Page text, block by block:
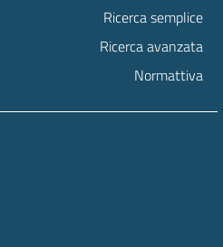
Ricerca semplice
Ricerca avanzata
Normattiva